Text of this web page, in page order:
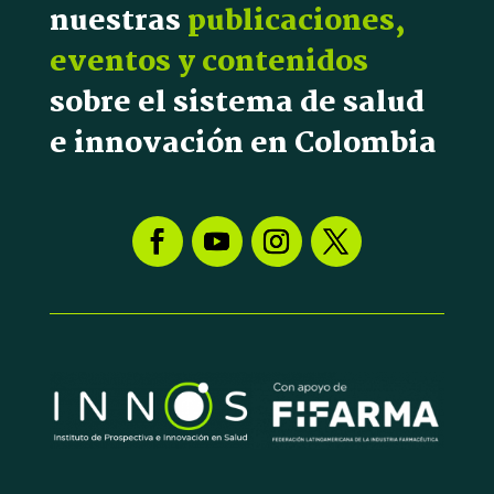
nuestraspublicaciones,
eventos y contenidos
sobre el sistema de salud
e innovación en Colombia